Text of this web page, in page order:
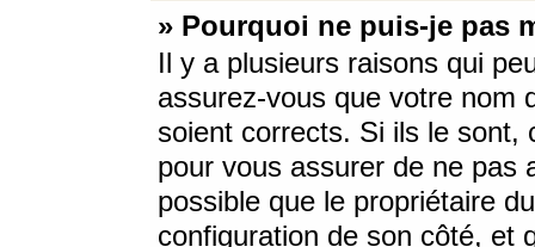
» Pourquoi ne puis-je pas
Il y a plusieurs raisons qui
assurez-vous que votre nom
soient corrects. Si ils le sont,
pour vous assurer de ne pas
possible que le propriétaire
configuration de son côté, et